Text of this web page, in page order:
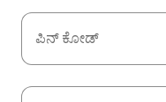
ಪಿನ್ ಕೋಡ್